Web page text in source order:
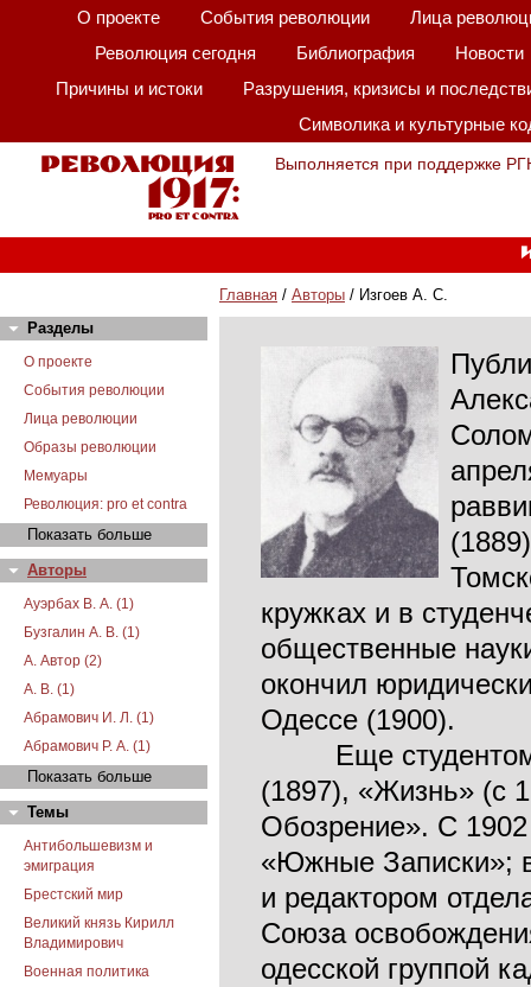
О проекте События революции
Лица
Революция сегодня
Библиография
Новости
Причины и истоки
Разрушения, кризисы и
Символика и культурные
Выполняется при поддержке
Главная / Авторы / Изгоев А. С.
Разделы
О проекте
События революции
Лица революции
Образы революции
Мемуары
Революция: pro et contra
Показать больше
Авторы
Ауэрбах В. А. (1)
Бузгалин А. В. (1)
А. Автор (2)
А. В. (1)
Абрамович И. Л. (1)
Абрамович Р. А. (1)
Показать больше
Темы
Антибольшевизм и
эмиграция
Брестский мир
Великий князь Кирилл
Владимирович
Военная политика
кружках и в
общественные
окончил
Одессе (1900).
Еще студентом
(1897), «Жизнь» (с
Обозрение». С 1902
«Южные Записки»;
и редактором
Союза
одесской группой